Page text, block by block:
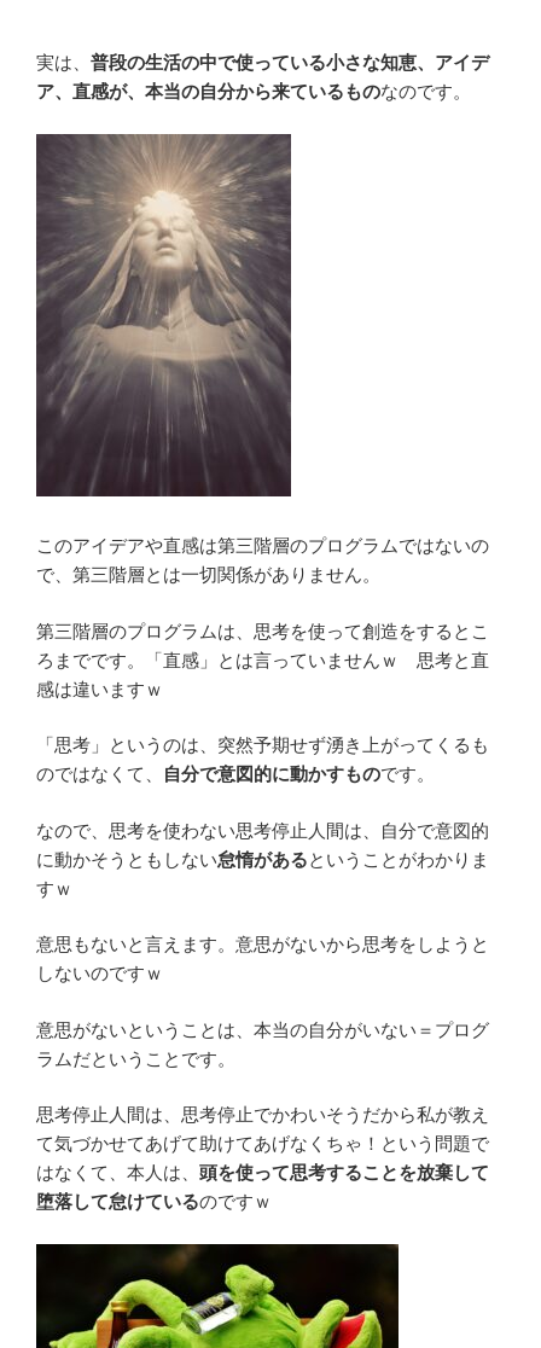
実は、 普段の生活の中で使っている小さな知恵、アイデ
ア、直感が、本当の自分から来ているものなのです。
このアイデアや直感は第三階層のプログラムではないの
で、第三階層とは一切関係がありません。
第三階層のプログラムは、思考を使って創造をするとこ
ろまでです。「直感」とは言っていませんｗ 思考と直
感は違いますｗ
「思考」というのは、突然予期せず湧き上がってくるも
のではなくて、
自分で意図的に動かすものです。
なので、思考を使わない思考停止人間は、自分で意図的
に動かそうともしない怠惰があるということがわかりま
すｗ
意思もないと言えます。意思がないから思考をしようと
しないのですｗ
意思がないということは、本当の自分がいない＝プログ
ラムだということです。
思考停止人間は、思考停止でかわいそうだから私が教え
て気づかせてあげて助けてあげなくちゃ！という問題で
はなくて、本人は、 頭を使って思考することを放棄して
堕落して怠けているのですｗ